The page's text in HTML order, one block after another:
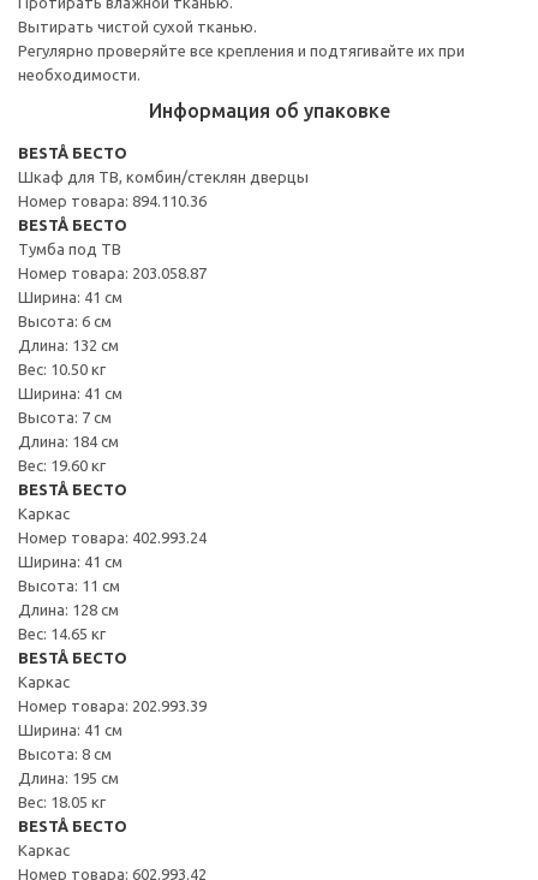
Вытирать чистой сухой тканью.
Регулярно проверяйте все крепления и подтягивайте их при
необходимости.
Информация об упаковке
BESTÅ БЕСТО
Шкаф для ТВ, комбин/стеклян дверцы
Номер товара: 894.110.36
BESTÅ БЕСТО
Тумба под ТВ
Номер товара: 203.058.87
Ширина: 41 см
Высота: 6 см
Длина: 132 см
Вес: 10.50 кг
Ширина: 41 см
Высота: 7 см
Длина: 184 см
Вес: 19.60 кг
BESTÅ БЕСТО
Каркас
Номер товара: 402.993.24
Ширина: 41 см
Высота: 11 см
Длина: 128 см
Вес: 14.65 кг
BESTÅ БЕСТО
Каркас
Номер товара: 202.993.39
Ширина: 41 см
Высота: 8 см
Длина: 195 см
Вес: 18.05 кг
BESTÅ БЕСТО
Каркас
Номер товара: 602.993.42